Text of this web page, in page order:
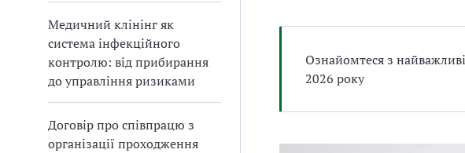
Медичний клінінг як
система інфекційного
контролю: від прибирання
до управління ризиками
Договір про співпрацю з
організації проходження
Ознайомтеся з
2026 року